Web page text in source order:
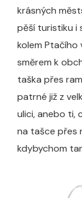
krásných
pěší turistiku i
kolem Ptačího
směrem k
taška přes
patrné již z
ulici, anebo ti,
na tašce přes
kdybychom